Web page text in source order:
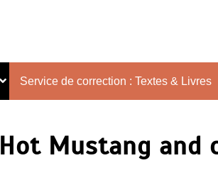
Service de correction : Textes & Livres
Hot Mustang and